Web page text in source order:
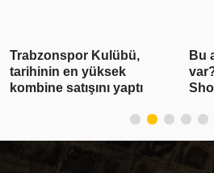
Trabzonspor Kulübü,
tarihinin en yüksek
kombine satışını yaptı
Bu